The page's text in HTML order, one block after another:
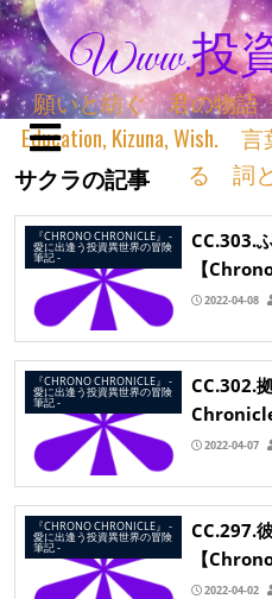
Www.投
願いと紡ぐ 君の物語 ＊
Education, Kizuna, Wish.
る 詞
サクラの記事
『CHRONO CHRONICLE』 ‐
愛に出逢う投資異世界の冒険
筆記 ‐
CC.303.
【
2022-04-08
『CHRONO CHRONICLE』 ‐
愛に出逢う投資異世界の冒険
筆記 ‐
CC.302.
2022-04-07
『CHRONO CHRONICLE』 ‐
愛に出逢う投資異世界の冒険
筆記 ‐
CC.297.
【
2022-04-02